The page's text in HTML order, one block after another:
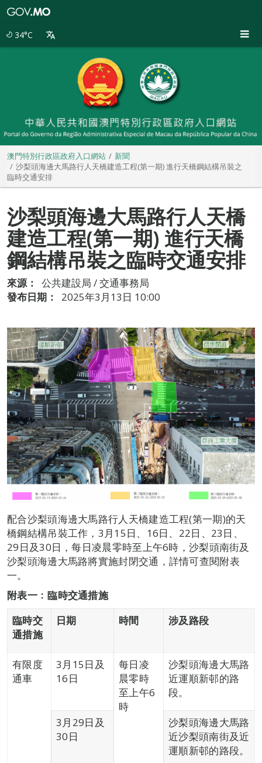
34°C
澳門特別行政區政府入口網站
新聞
沙梨頭海邊大馬路行人天橋建造工程(第一期) 進行天橋鋼結構吊裝之
臨時交通安排
沙梨頭海邊大馬路行人天橋
建造工程(第一期) 進行天橋
鋼結構吊裝之臨時交通安排
來源：
公共建設局 / 交通事務局
發布日期：
2025年3月13日 10:00
配合沙梨頭海邊大馬路行人天橋建造工程(第一期)的天
橋鋼結構吊裝工作，3月15日、16日、22日、23日、
29日及30日，每日凌晨零時至上午6時，沙梨頭南街及
沙梨頭海邊大馬路將實施封閉交通，詳情可查閱附表
一。
附表一﹕臨時交通措施
臨時交
通措施
日期 時間 涉及路段
有限度
通車
3月15日及
16日
每日凌
晨零時
至上午6
時
沙梨頭海邊大馬路
近運順新邨的路
段。
3月29日及
30日
沙梨頭海邊大馬路
近沙梨頭南街及近
運順新邨的路段。